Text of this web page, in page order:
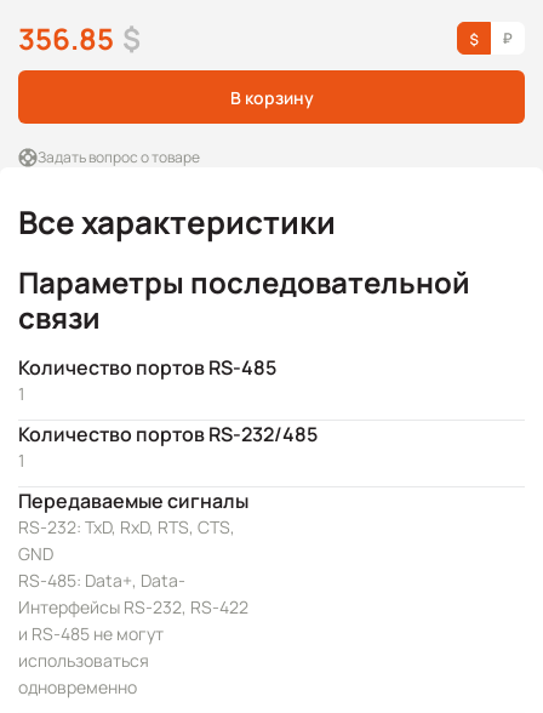
356.85 $
В корзину
Задать вопрос о товаре
Все характеристики
Параметры последовательной
связи
Количество портов RS-485
1
Количество портов RS-232/485
1
Передаваемые сигналы
RS-232: TxD, RxD, RTS, CTS,
GND
RS-485: Data+, Data-
Интерфейсы RS-232, RS-422
и RS-485 не могут
использоваться
одновременно